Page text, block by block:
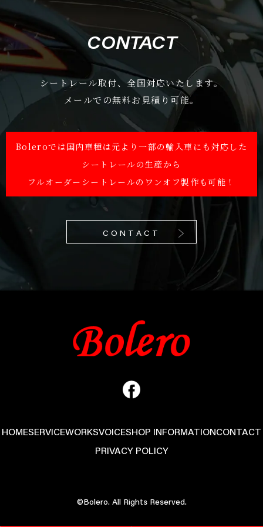
CONTACT
シートレール取付、全国対応いたします。
メールでの無料お見積り可能。
Boleroでは国内車種は元より一部の輸入車にも対応した
シートレールの生産から
フルオーダーシートレールのワンオフ製作も可能！
CONTACT
HOMESERVICEWORKSVOICESHOP INFORMATIONCONTACT
PRIVACY POLICY
©Bolero. All Rights Reserved.